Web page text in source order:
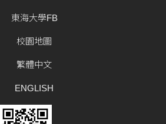
東海大學FB
校園地圖
繁體中文
ENGLISH